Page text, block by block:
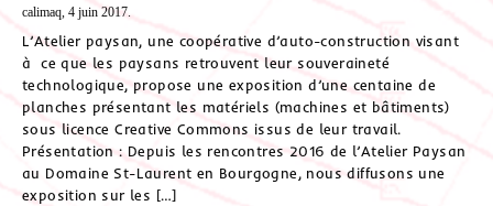
calimaq, 4 juin 2017.
L’Atelier paysan, une coopérative d’auto-construction visant
à ce que les paysans retrouvent leur souveraineté
technologique, propose une exposition d’une centaine de
planches présentant les matériels (machines et bâtiments)
sous licence Creative Commons issus de leur travail.
Présentation : Depuis les rencontres 2016 de l’Atelier Paysan
au Domaine St-Laurent en Bourgogne, nous diffusons une
exposition sur les […]